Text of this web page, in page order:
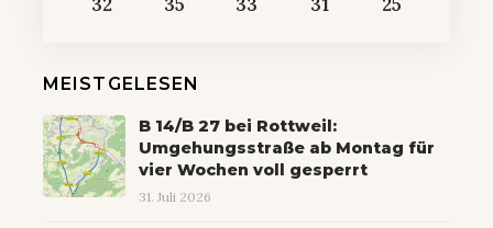
MEISTGELESEN
B 14/B 27 bei Rottweil:
Umgehungsstraße ab Montag für
vier Wochen voll gesperrt
31. Juli 2026